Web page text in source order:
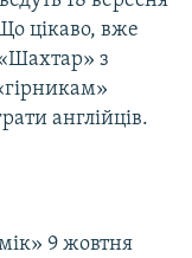
цікаво, вже
з
англійців.
9 жовтня